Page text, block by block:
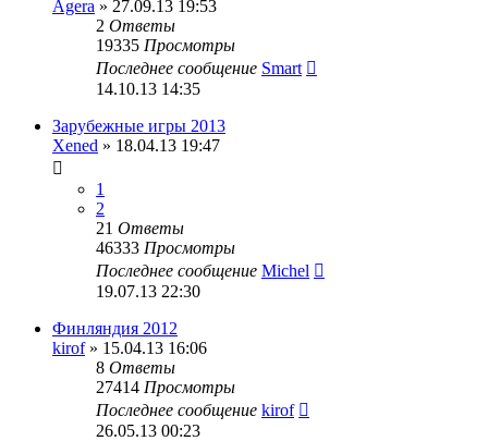
Agera » 27.09.13 19:53
2 Ответы
19335 Просмотры
Последнее сообщение Smart
14.10.13 14:35
Зарубежные игры 2013
Xened » 18.04.13 19:47
1
2
21 Ответы
46333 Просмотры
Последнее сообщение Michel
19.07.13 22:30
Финляндия 2012
kirof» 15.04.13 16:06
8 Ответы
27414 Просмотры
Последнее сообщение kirof
26.05.13 00:23